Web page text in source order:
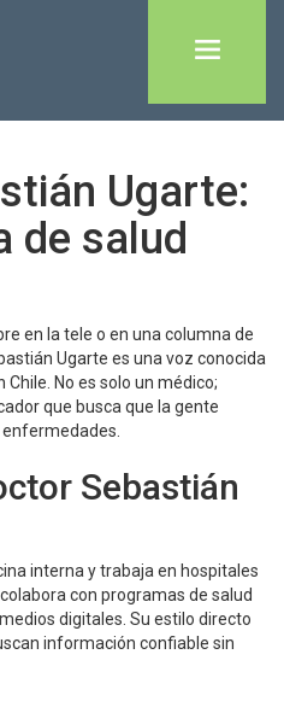
Ugarte:
de salud
en la tele o en una columna de
Ugarte es una voz conocida
No es solo un médico;
que busca que la gente
Sebastián
interna y trabaja en hospitales
con programas de salud
digitales. Su estilo directo
información confiable sin